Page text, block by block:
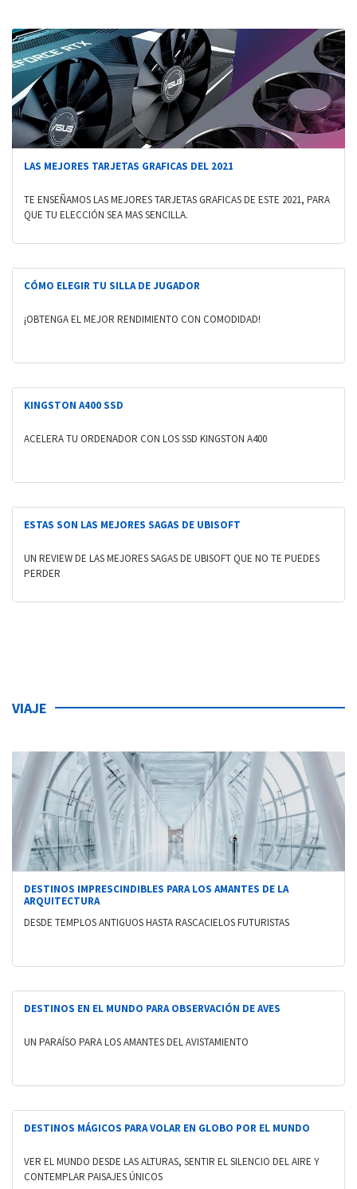
LAS MEJORES TARJETAS GRAFICAS DEL 2021
TE ENSEÑAMOS LAS MEJORES TARJETAS GRAFICAS DE ESTE 2021, PARA
QUE TU ELECCIÓN SEA MAS SENCILLA.
CÓMO ELEGIR TU SILLA DE JUGADOR
¡OBTENGA EL MEJOR RENDIMIENTO CON COMODIDAD!
KINGSTON A400 SSD
ACELERA TU ORDENADOR CON LOS SSD KINGSTON A400
ESTAS SON LAS MEJORES SAGAS DE UBISOFT
UN REVIEW DE LAS MEJORES SAGAS DE UBISOFT QUE NO TE PUEDES
PERDER
VIAJE
DESTINOS IMPRESCINDIBLES PARA LOS AMANTES DE LA
ARQUITECTURA
DESDE TEMPLOS ANTIGUOS HASTA RASCACIELOS FUTURISTAS
DESTINOS EN EL MUNDO PARA OBSERVACIÓN DE AVES
UN PARAÍSO PARA LOS AMANTES DEL AVISTAMIENTO
DESTINOS MÁGICOS PARA VOLAR EN GLOBO POR EL MUNDO
VER EL MUNDO DESDE LAS ALTURAS, SENTIR EL SILENCIO DEL AIRE Y
CONTEMPLAR PAISAJES ÚNICOS